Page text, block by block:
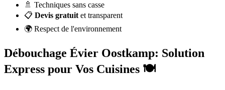
🚿 Techniques sans casse
📋 Devis gratuit et transparent
🌍 Respect de l'environnement
Débouchage Évier Oostkamp: Solution
Express pour Vos Cuisines 🍽️